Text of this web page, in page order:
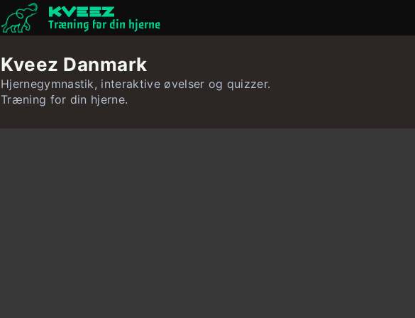
Træning for din hjerne
Kveez Danmark
Hjernegymnastik, interaktive øvelser og quizzer.
Træning for din hjerne.